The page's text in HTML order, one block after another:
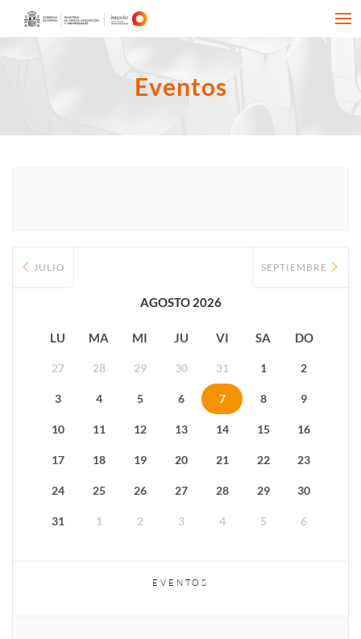
Eventos
JULIO
AGOSTO 2026
SEPTIEMBRE
LU MA MI JU VI SA DO
27 28 29 30 31 1 2
3 4 5 6 7 8 9
10 11 12 13 14 15 16
17 18 19 20 21 22 23
24 25 26 27 28 29 30
31 1 2 3 4 5 6
EVENTOS